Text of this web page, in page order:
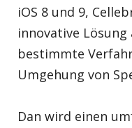
iOS 8 und 9,
innovative
bestimmte
Umgehung von
Dan wird einen